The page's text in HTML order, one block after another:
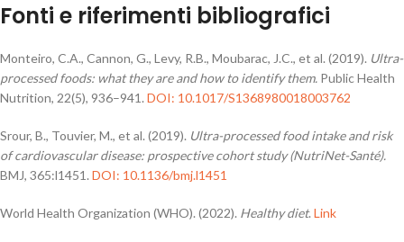
Fonti e riferimenti bibliografici
Monteiro, C.A., Cannon, G., Levy, R.B., Moubarac, J.C., et al. (2019). Ultra-
processed foods: what they are and how to identify them. Public Health
Nutrition, 22(5), 936–941. DOI: 10.1017/S1368980018003762
Srour, B., Touvier, M., et al. (2019). Ultra-processed food intake and risk
of cardiovascular disease: prospective cohort study (NutriNet-Santé).
BMJ, 365:l1451. DOI: 10.1136/bmj.l1451
World Health Organization (WHO). (2022). Healthy diet. Link